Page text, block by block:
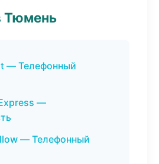
Тюмень
— Телефонный
—
— Телефонный